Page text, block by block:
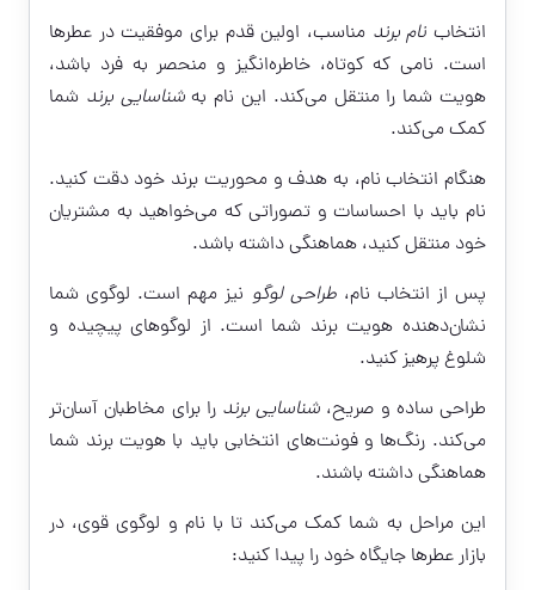
انتخاب نام برند مناسب، اولین قدم برای موفقیت در عطرها
است. نامی که کوتاه، خاطره‌انگیز و منحصر به فرد باشد،
هویت شما را منتقل می‌کند. این نام بهشناسایی برند شما
کمک می‌کند.
هنگام انتخاب نام، به هدف و محوریت برند خود دقت کنید.
نام باید با احساسات و تصوراتی که می‌خواهید به مشتریان
خود منتقل کنید، هماهنگی داشته باشد.
پس از انتخاب نام،طراحی لوگو نیز مهم است. لوگوی شما
نشان‌دهنده هویت برند شما است. از لوگوهای پیچیده و
شلوغ پرهیز کنید.
طراحی ساده و صریح، شناسایی برند را برای مخاطبان آسان‌تر
می‌کند. رنگ‌ها و فونت‌های انتخابی باید با هویت برند شما
هماهنگی داشته باشند.
این مراحل به شما کمک می‌کند تا با نام و لوگوی قوی، در
بازار عطرها جایگاه خود را پیدا کنید: